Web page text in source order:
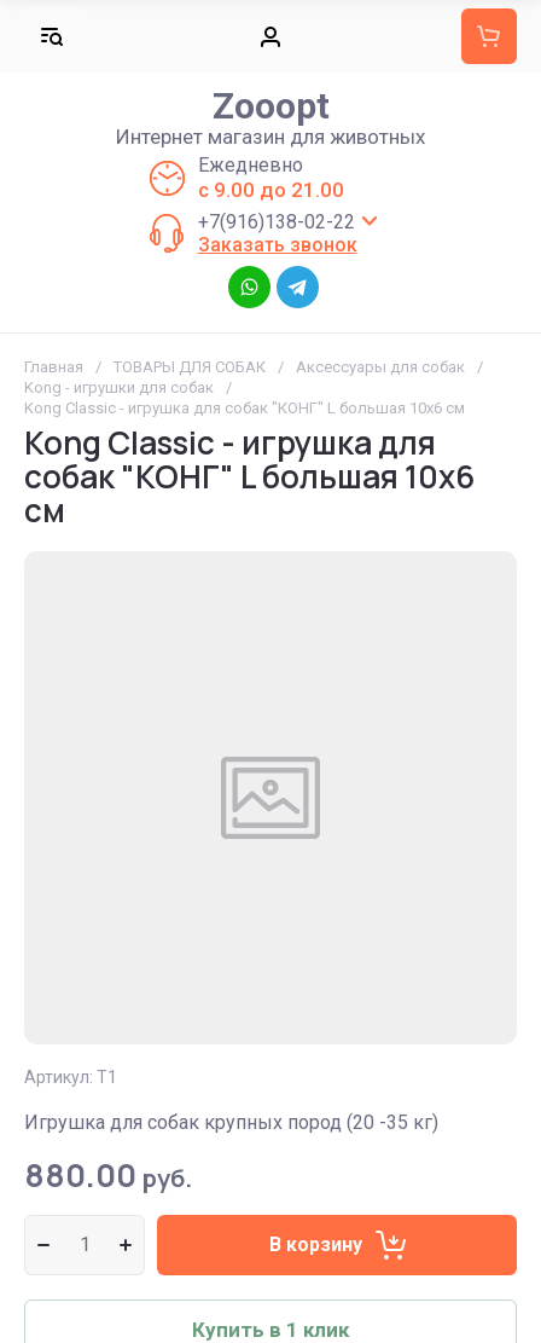
Zooopt
Интернет магазин для животных
Ежедневно
с 9.00 до 21.00
+7(916)138-02-22
Заказать звонок
Главная / ТОВАРЫ ДЛЯ СОБАК / Аксессуары для собак
/
Kong - игрушки для собак
/
Kong Classic - игрушка для собак "КОНГ" L большая 10х6 см
Kong Classic - игрушка для
собак "КОНГ" L большая 10х6
см
Артикул: T1
Игрушка для собак крупных пород (20 -35 кг)
880.00 руб.
В корзину
Купить в 1 клик